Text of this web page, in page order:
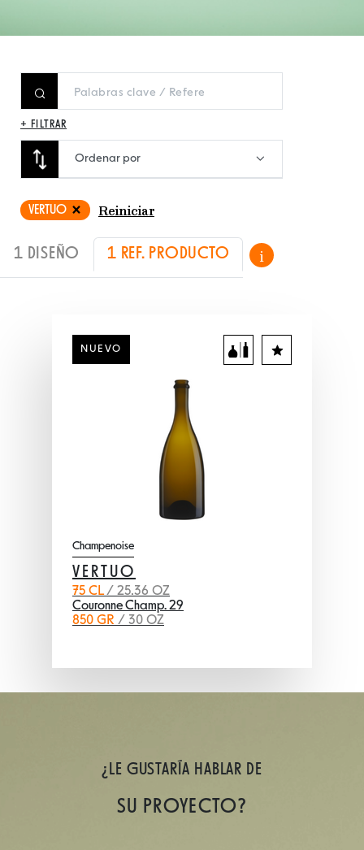
+ FILTRAR
Ordenar por
VERTUO Reiniciar
1 DISEÑO 1 REF. PRODUCTO i
NUEVO
Champenoise
VERTUO
75 CL/ 25.36 OZ
Couronne Champ. 29
850 GR / 30 OZ
¿LE GUSTARÍA HABLAR DE
SU PROYECTO?